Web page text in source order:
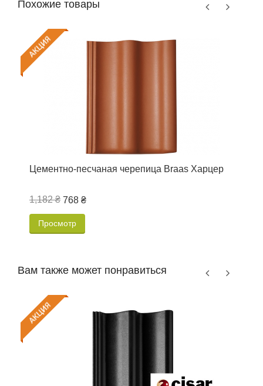
Похожие товары
Цементно-песчаная черепица Braas Харцер
1,182 ₴ 768 ₴
Просмотр
Вам также может понравиться